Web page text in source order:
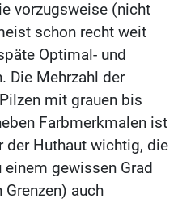
vorzugsweise (nicht
schon recht weit
Optimal- und
Die Mehrzahl der
mit grauen bis
Farbmerkmalen ist
der Huthaut wichtig, die
gewissen Grad
auch